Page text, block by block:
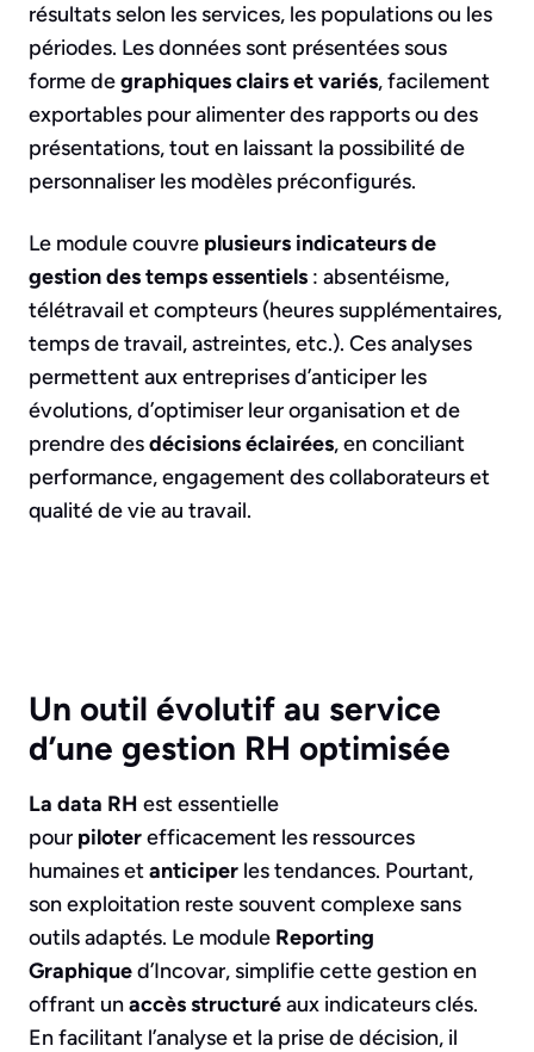
résultats selon les services, les populations ou les
périodes. Les données sont présentées sous
forme degraphiques clairs et variés, facilement
exportables pour alimenter des rapports ou des
présentations, tout en laissant la possibilité de
personnaliser les modèles préconfigurés.
Le module couvre plusieurs indicateurs de
gestion des temps essentiels : absentéisme,
télétravail et compteurs (heures supplémentaires,
temps de travail, astreintes, etc.). Ces analyses
permettent aux entreprises d’anticiper les
évolutions, d’optimiser leur organisation et de
prendre desdécisions éclairées, en conciliant
performance, engagement des collaborateurs et
qualité de vie au travail.
Un outil évolutif au service
d’une gestion RH optimisée
La data RH est essentielle
pour piloterefficacement les ressources
humaines etanticiper les tendances. Pourtant,
son exploitation reste souvent complexe sans
outils adaptés. Le module Reporting
Graphiqued’Incovar, simplifie cette gestion en
offrant unaccès structuréaux indicateurs clés.
En facilitant l’analyse et la prise de décision, il